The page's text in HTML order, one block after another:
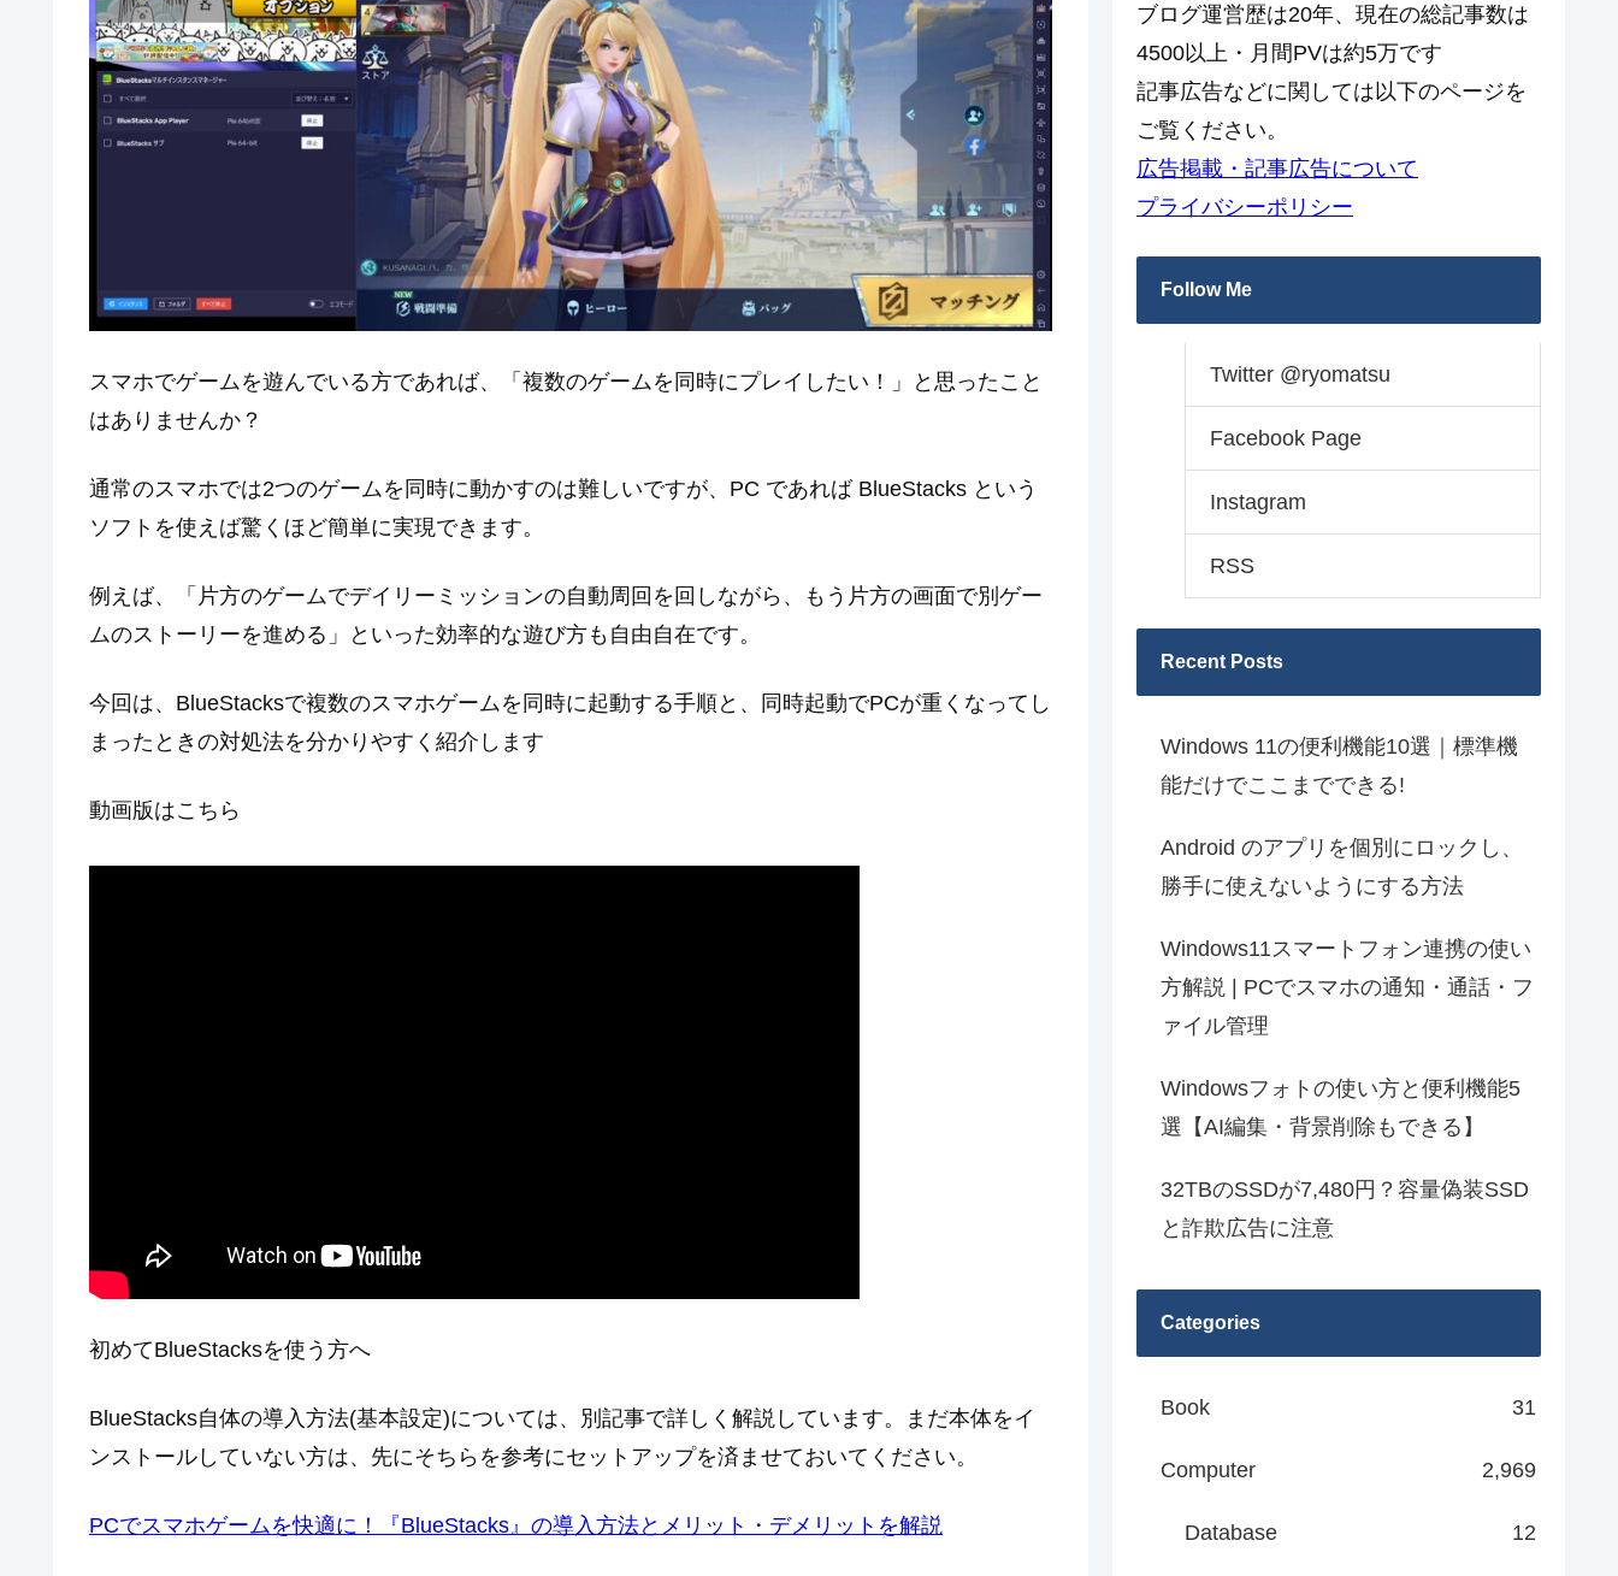
スマホでゲームを遊んでいる方であれば、「複数のゲームを同時にプレイしたい！」と思ったこと
はありませんか？
通常のスマホでは2つのゲームを同時に動かすのは難しいですが、PC であれば BlueStacks という
ソフトを使えば驚くほど簡単に実現できます。
例えば、「片方のゲームでデイリーミッションの自動周回を回しながら、もう片方の画面で別ゲー
ムのストーリーを進める」といった効率的な遊び方も自由自在です。
今回は、BlueStacksで複数のスマホゲームを同時に起動する手順と、同時起動でPCが重くなってし
まったときの対処法を分かりやすく紹介します
動画版はこちら
初めてBlueStacksを使う方へ
BlueStacks自体の導入方法(基本設定)については、別記事で詳しく解説しています。まだ本体をイ
ンストールしていない方は、先にそちらを参考にセットアップを済ませておいてください。
PCでスマホゲームを快適に！『BlueStacks』の導入方法とメリット・デメリットを解説
ブログ運営歴は20年、現在の総記事数は
4500以上・月間PVは約5万です
記事広告などに関しては以下のページを
ご覧ください。
広告掲載・記事広告について
プライバシーポリシー
Follow Me
Twitter @ryomatsu
Facebook Page
Instagram
RSS
Recent Posts
Windows 11の便利機能10選｜標準機
能だけでここまでできる!
Android のアプリを個別にロックし、
勝手に使えないようにする方法
Windows11スマートフォン連携の使い
方解説 | PCでスマホの通知・通話・フ
ァイル管理
Windowsフォトの使い方と便利機能5
選【AI編集・背景削除もできる】
32TBのSSDが7,480円？容量偽装SSD
と詐欺広告に注意
Categories
Book 31
Computer 2,969
Database 12